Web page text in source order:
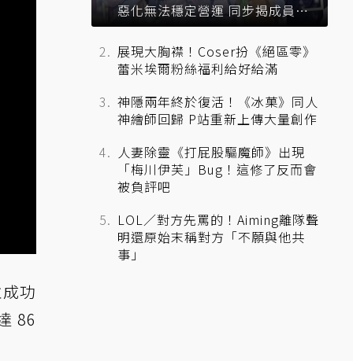
功
86
惡化無法穩定營運 同步揭成員未
來去向
展現大胸襟！Coser扮《絕區零》
蕾米埃爾粉絲福利給好給滿
神隱兩年終於復活！《冰菓》同人
神繪師回歸 P站重新上傳大量創作
人妻除靈《打屁股驅魔師》出現
「梅川伊芙」Bug！這修了反而會
被負評吧
LOL／對方先罵的！Aiming離隊聲
明還原始末稱對方「不願與他共
事」